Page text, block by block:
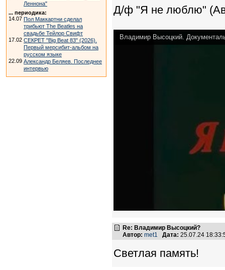
Леннона"
... периодика:
14.07 Пол Маккартни сделал
трибьют The Beatles на
свадьбе Тейлор Свифт
17.02 СЕКРЕТ "Big Beat 83" (2026).
Первый мерсибит-альбом на
русском языке
22.09 Александр Беляев. Последнее
интервью
Д/ф "Я не люблю"
Владимир Высоцкий.
Re: Владимир Высоцкий?
Автор: met1 Дата: 25.07.24
Светлая память!